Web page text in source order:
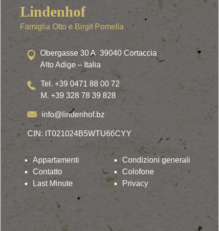
Lindenhof
Famiglia Otto e Birgit Pomella
Obergasse 30 A 39040 Cortaccia
Alto Adige – Italia
Tel. +39 0471 88 00 72
M. +39 328 78 39 828
info@lindenhof.bz
CIN: IT021024B5WTU66CYY
Appartamenti
Contatto
Last Minute
Condizioni generali
Colofone
Privacy
Lindenhof